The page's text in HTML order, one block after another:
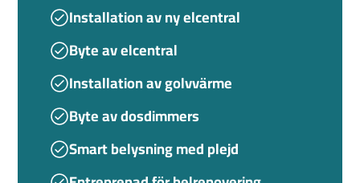
Installation av ny elcentral
Byte av elcentral
Installation av golvvärme
Byte av dosdimmers
Smart belysning med plejd